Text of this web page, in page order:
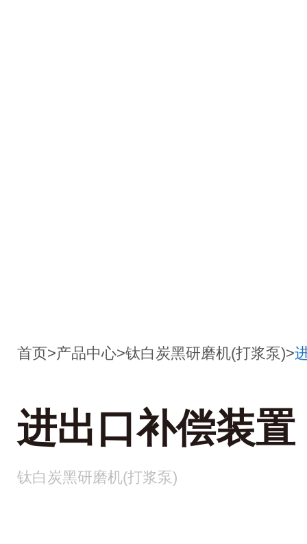
首页>产品中心>钛白炭黑研磨机(打浆泵)>
进出口补偿装置
钛白炭黑研磨机(打浆泵)